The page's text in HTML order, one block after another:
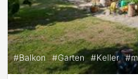
#Balkon #Garten #Keller #